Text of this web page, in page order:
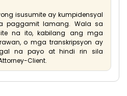
isusumite ay kumpidensyal
paggamit lamang. Wala sa
na ito, kabilang ang mga
o mga transkripsyon ay
na payo at hindi rin sila
Client.